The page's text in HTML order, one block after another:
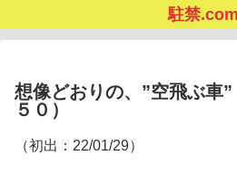
駐禁.com
想像どおりの、”空飛ぶ車
５０）
（初出：22/01/29）